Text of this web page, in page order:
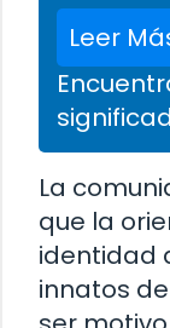
Leer
La
que la
identidad
innatos